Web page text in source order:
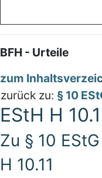
BFH - Urteile
zum
zurück zu: § 10
EStH H
Zu § 10 EStG
H 10.11